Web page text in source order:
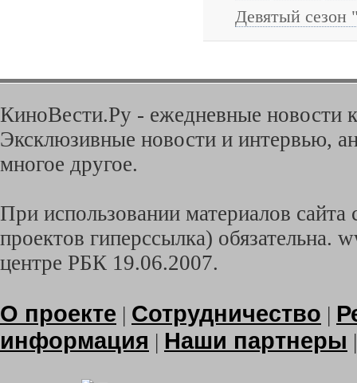
Девятый сезон
КиноВести.Ру - ежедневные новости
Эксклюзивные новости и интервью,
многое другое.
При использовании материалов
проектов гиперссылка) обязательна.
центре РБК 19.06.2007.
О проекте | Сотрудничество |
информация | Наши партнеры